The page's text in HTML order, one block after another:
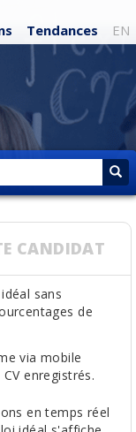
Tendances EN
CANDIDAT
sans
de
via mobile
enregistrés.
en temps réel